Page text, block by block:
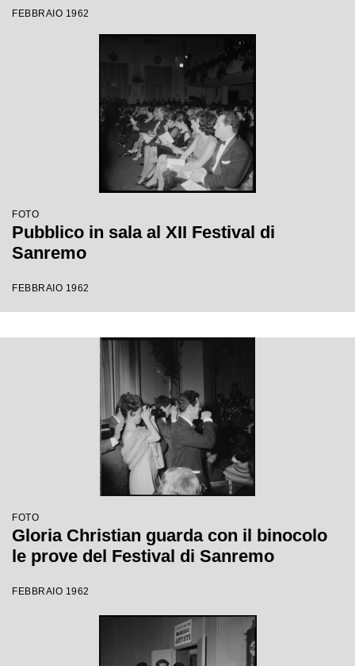
FEBBRAIO 1962
FOTO
Pubblico in sala al XII Festival di
Sanremo
FEBBRAIO 1962
FOTO
Gloria Christian guarda con il binocolo
le prove del Festival di Sanremo
FEBBRAIO 1962